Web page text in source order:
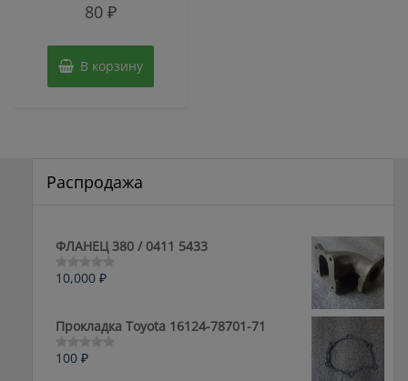
80₽
В корзину
Распродажа
ФЛАНЕЦ 380 / 0411 5433
Оценка
5
10,000 ₽
Прокладка Toyota 16124-78701-71
Оценка
100 ₽